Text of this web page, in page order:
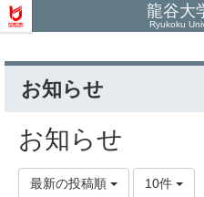
龍谷大
Ryukoku
お知らせ
お知らせ
最新の投稿順 10件